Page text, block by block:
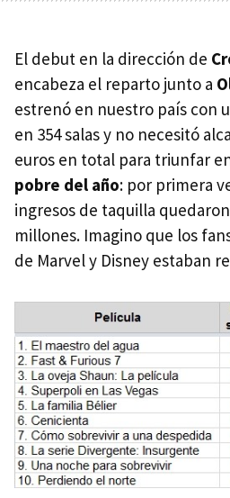
El debut en la dirección de
encabeza el reparto junto a
estrenó en nuestro país con
en 354 salas y no necesitó
euros en total para triunfar
pobre del año: por primera
ingresos de taquilla
millones. Imagino que los
de Marvel y Disney estaban